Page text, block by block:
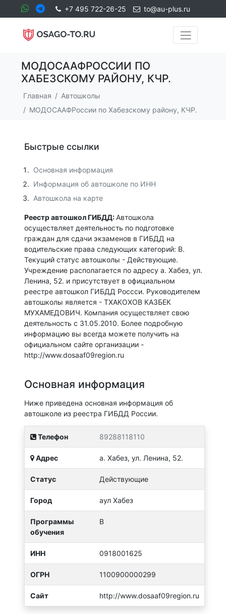
+7 495 722-26-25 to@au-plus.ru
МОДОСААФРОССИИ ПО
ХАБЕЗСКОМУ РАЙОНУ, КЧР.
Главная
Автошколы
МОДОСААФРоссии по Хабезскому району, КЧР.
Быстрые ссылки
Основная информация
Информация об автошколе по ИНН
Автошкола на карте
Реестр автошкол ГИБДД:Автошкола
осуществляет деятельность по подготовке
граждан для сдачи экзаменов в ГИБДД на
водительские права следующих категорий: B.
Текущий статус автошколы - Действующие.
Учреждение располагается по адресу а. Хабез, ул.
Ленина, 52. и присутствует в официальном
реестре автошкол ГИБДД Россси. Руководителем
автошколы является - ТХАКОХОВ КАЗБЕК
МУХАМЕДОВИЧ. Компания осуществляет свою
деятельность с 31.05.2010. Более подробную
информацию вы всегда можете получить на
официальном сайте организации -
http://www.dosaaf09region.ru
Основная информация
Ниже приведена основная информация об
автошколе из реестра ГИБДД России.
Телефон 89288118110
Адрес а. Хабез, ул. Ленина, 52.
Статус Действующие
Город аул Хабез
Программы
обучения
B
ИНН 0918001625
ОГРН 1100900000299
Сайт http://www.dosaaf09region.ru